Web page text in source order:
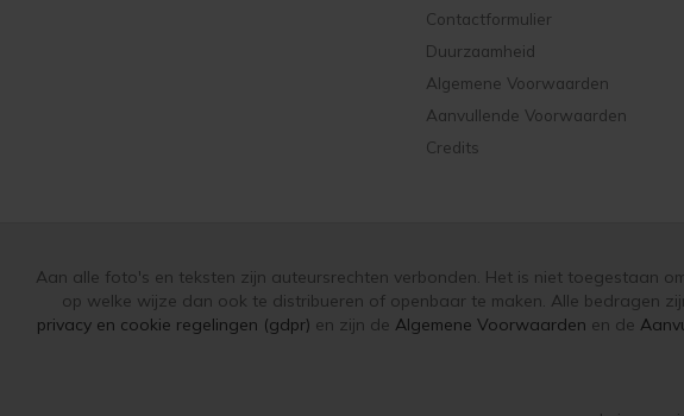
Contactformulier
Duurzaamheid
Algemene Voorwaarden
Aanvullende Voorwaarden
Credits
Aan alle foto's en teksten zijn auteursrechten verbonden. Het is niet toegestaan
op welke wijze dan ook te distribueren of openbaar te maken. Alle bedragen
privacy en cookie regelingen (gdpr) en zijn de Algemene Voorwaarden en de